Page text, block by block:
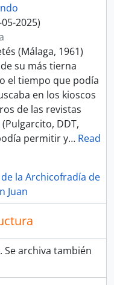
2025)
(Málaga, 1961)
su más tierna
el tiempo que podía
en los kioscos
de las revistas
DDT,
permitir y… Read
la Archicofradía de
Juan
Se archiva también